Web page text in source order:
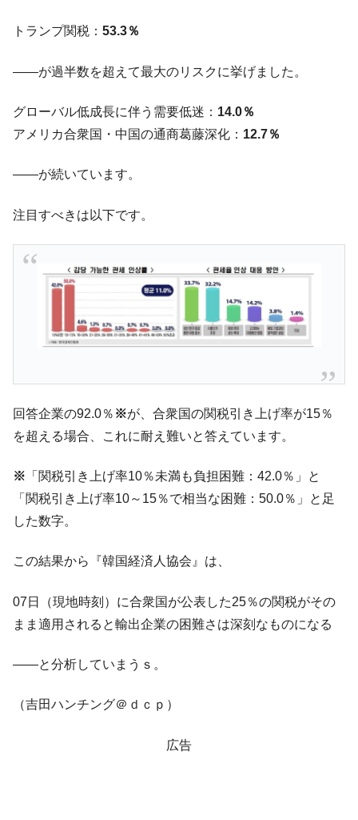
する差別。許してはおかぬ
他人事のような発言。
業績「史上最高益」当期純利益は前年同期比13.4倍に。
『Money1』
韓国･加徳島新国際空港「またも暗礁」の危
日(水)もサイドカー・サーキットブレイカーの二段コンボ
発動！
『Money1』
半分未満しか雇用を生まない
韓国「株式市場が賭博場のように変質した
Fact1
日本の誇る海洋資源調査船『白嶺』は先進技術の
Fact1
夏の甲子園、優勝校を最も多く輩出している都道
Fact1 今話題の「楽天ライオンズ」とは？
Fact1
全て勝つといくら？ 競馬GI競走で勝利騎手がもら
える賞金とは？
Fact1 平成仮面ライダーの意外すぎるモチーフとは？
Fact1
発表から2日で大崩壊、鳴かず飛ばずに終わりそう
なスーパーリーグとは？
Fact1
日本人マスターズ挑戦の歴史。松山以前に最高位
だった選手とは？
ている意外な選手とは？
トランプ関税： 53.3％
――が過半数を超えて最大のリスクに挙げました。
グローバル低成長に伴う需要低迷： 14.0％
アメリカ合衆国・中国の通商葛藤深化： 12.7％
――が続いています。
注目すべきは以下です。
回答企業の92.0％ ※が、合衆国の関税引き上げ率が15％
を超える場合、これに耐え難いと答えています。
※ 「関税引き上げ率10％未満も負担困難：42.0％」と
「関税引き上げ率10～15％で相当な困難：50.0％」と足
した数字。
この結果から『韓国経済人協会』は、
07日（現地時刻）に合衆国が公表した25％の関税がその
まま適用されると輸出企業の困難さは深刻なものになる
――と分析していまうｓ。
（吉田ハンチング＠ｄｃｐ）
広告